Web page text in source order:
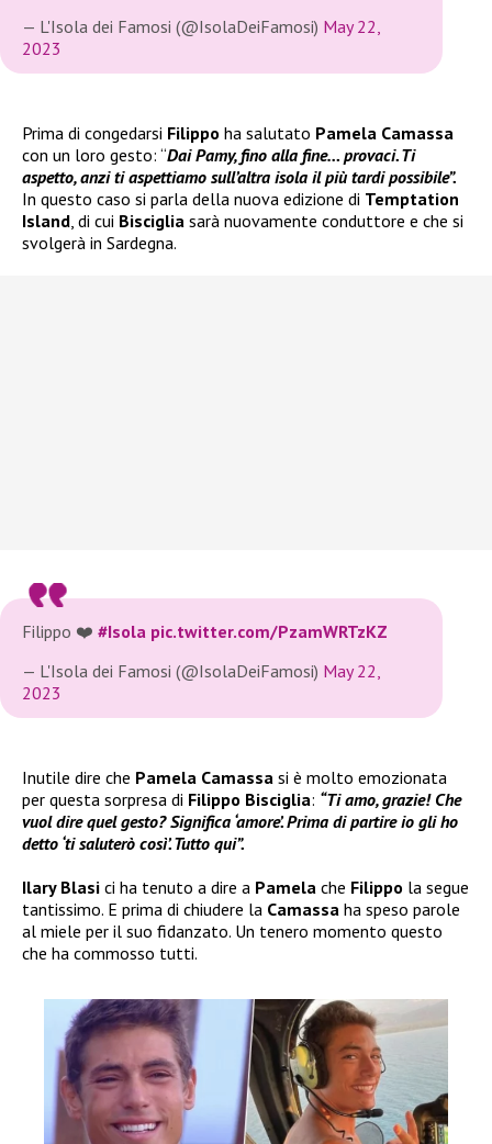
— L'Isola dei Famosi (@IsolaDeiFamosi) May 22,
2023
Prima di congedarsi Filippo ha salutato Pamela Camassa
con un loro gesto: “Dai Pamy, fino alla fine… provaci. Ti
aspetto, anzi ti aspettiamo sull’altra isola il più tardi possibile”.
In questo caso si parla della nuova edizione di Temptation
Island, di cui Bisciglia sarà nuovamente conduttore e che si
svolgerà in Sardegna.
Filippo ❤️ #Isola pic.twitter.com/PzamWRTzKZ
— L'Isola dei Famosi (@IsolaDeiFamosi) May 22,
2023
Inutile dire che Pamela Camassa si è molto emozionata
per questa sorpresa di Filippo Bisciglia: “Ti amo, grazie! Che
vuol dire quel gesto? Significa ‘amore’. Prima di partire io gli ho
detto ‘ti saluterò così’. Tutto qui”.
Ilary Blasi ci ha tenuto a dire a Pamela che Filippo la segue
tantissimo. E prima di chiudere la Camassa ha speso parole
al miele per il suo fidanzato. Un tenero momento questo
che ha commosso tutti.